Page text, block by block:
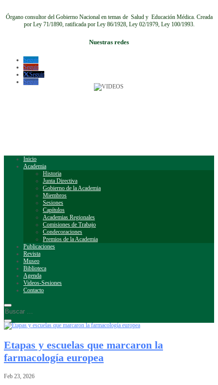
Órgano consultor del Gobierno Nacional en temas de Salud y Educación Médica. Creada
por Ley 71/1890, ratificada por Ley 86/1928, Ley 02/1979, Ley 100/1993.
Nuestras redes
Seguir
Seguir
Seguir
Seguir
Inicio
Academia
Historia
Junta Directiva
Gobierno de la Academia
Miembros
Sesiones
Capítulos
Academias Regionales
Comisiones de Trabajo
Condecoraciones
Premios de la Academia
Publicaciones
Revista
Museo
Biblioteca
Agenda
Videos-Sesiones
Contacto
Etapas y escuelas que marcaron la
farmacología europea
Feb 23, 2026